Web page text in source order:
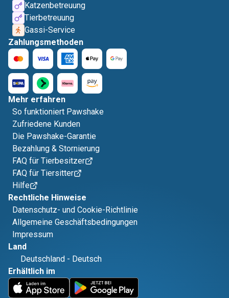
Katzenbetreuung
Tierbetreuung
Gassi-Service
Zahlungsmethoden
Mehr erfahren
So funktioniert Pawshake
Zufriedene Kunden
Die Pawshake-Garantie
Bezahlung & Stornierung
FAQ für Tierbesitzer
FAQ für Tiersitter
Hilfe
Rechtliche Hinweise
Datenschutz- und Cookie-Richtlinie
Allgemeine Geschäftsbedingungen
Impressum
Land
Deutschland - Deutsch
Erhältlich im